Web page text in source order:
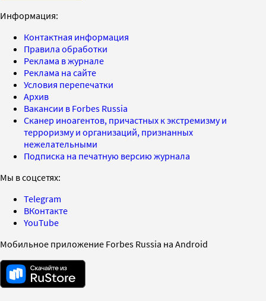
Информация:
Контактная информация
Правила обработки
Реклама в журнале
Реклама на сайте
Условия перепечатки
Архив
Вакансии в Forbes Russia
Сканер иноагентов, причастных к экстремизму и
терроризму и организаций, признанных
нежелательными
Подписка на печатную версию журнала
Мы в соцсетях:
Telegram
ВКонтакте
YouTube
Мобильное приложение Forbes Russia на Android